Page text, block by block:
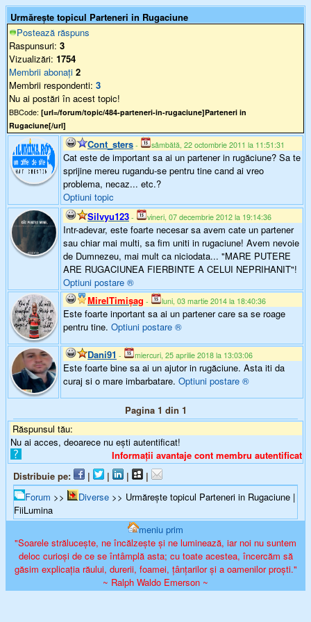
Urmărește topicul Parteneri in Rugaciune
Postează răspuns
Raspunsuri: 3
Vizualizări: 1754
Membrii abonați 2
Membrii respondenti: 3
Nu ai postări în acest topic!
BBCode: [url=/forum/topic/484-parteneri-in-rugaciune]Parteneri in
Rugaciune[/url]
Cont_sters - sâmbătă, 22 octombrie 2011 la 11:51:31
Cat este de important sa ai un partener in rugăciune? Sa te
sprijine mereu rugandu-se pentru tine cand ai vreo
problema, necaz... etc.?
Optiuni topic
Silvyu123 - vineri, 07 decembrie 2012 la 19:14:36
Intr-adevar, este foarte necesar sa avem cate un partener
sau chiar mai multi, sa fim uniti in rugaciune! Avem nevoie
de Dumnezeu, mai mult ca niciodata... "MARE PUTERE
ARE RUGACIUNEA FIERBINTE A CELUI NEPRIHANIT"!
Optiuni postare ®
MirelTimişag - luni, 03 martie 2014 la 18:40:36
Este foarte inportant sa ai un partener care sa se roage
pentru tine. Optiuni postare ®
Dani91 - miercuri, 25 aprilie 2018 la 13:03:06
Este foarte bine sa ai un ajutor in rugăciune. Asta iti da
curaj si o mare imbarbatare. Optiuni postare ®
Pagina 1 din 1
Răspunsul tău:
Nu ai acces, deoarece nu ești autentificat!
Informații avantaje cont membru autentificat
Distribuie pe:
| | |
|
Forum >> Diverse >> Urmărește topicul Parteneri in Rugaciune |
FiiLumina
meniu prim
"Soarele strălucește, ne încălzește și ne luminează, iar noi nu suntem
deloc curioși de ce se întâmplă asta; cu toate acestea, încercăm să
găsim explicația răului, durerii, foamei, țânțarilor și a oamenilor proști."
~ Ralph Waldo Emerson ~